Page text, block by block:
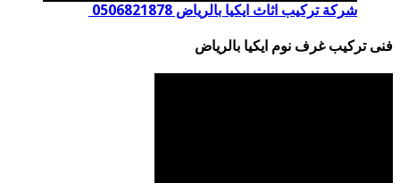
شركة تركيب اثاث ايكيا بالرياض 0506821878
فنى تركيب غرف نوم ايكيا بالرياض